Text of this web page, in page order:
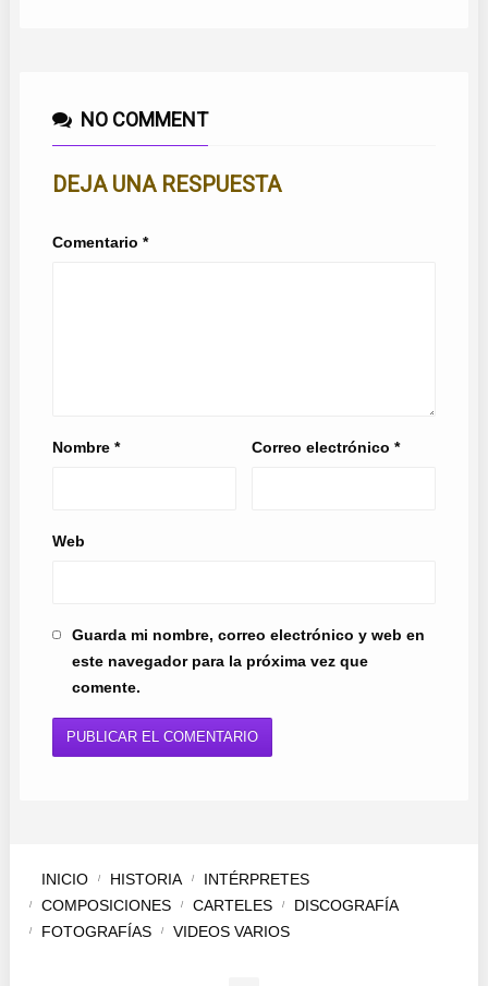
NO COMMENT
DEJA UNA RESPUESTA
Comentario *
Nombre * Correo electrónico*
Web
Guarda mi nombre, correo electrónico y web en
este navegador para la próxima vez que
comente.
INICIO HISTORIA
INTÉRPRETES
COMPOSICIONES
CARTELES
DISCOGRAFÍA
FOTOGRAFÍAS
VIDEOS VARIOS